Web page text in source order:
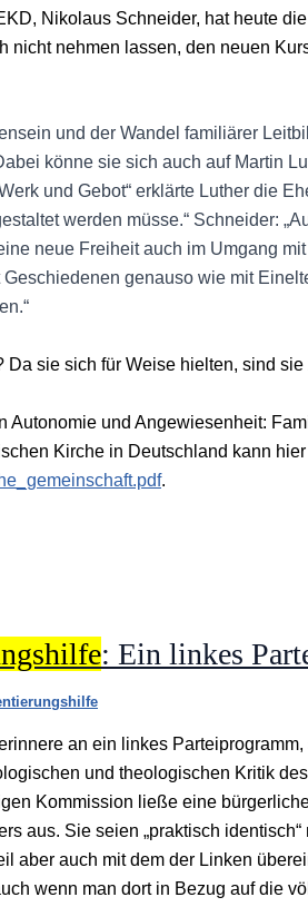
Nikolaus Schneider, hat heute
nicht nehmen lassen, den neuen
und der Wandel familiärer
könne sie sich auch auf Martin
und Gebot“ erklärte Luther die
werden müsse.“ Schneider:
neue Freiheit auch im Umgang
genauso wie mit
Da sie sich für Weise hielten, sind
Autonomie und Angewiesenheit:
Kirche in Deutschland kann
.
: Ein linkes
an ein linkes
und theologischen Kritik
Kommission ließe eine
aus. Sie seien „praktisch
aber auch mit dem der Linken
wenn man dort in Bezug auf die